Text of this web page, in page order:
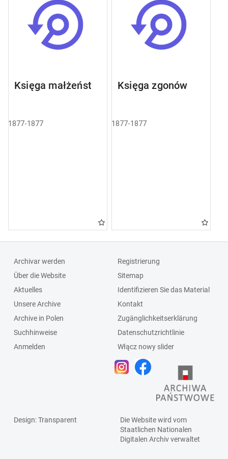
Księga małżeństw
1877-1877
Księga zgonów
1877-1877
Archivar werden
Über die Website
Aktuelles
Unsere Archive
Archive in Polen
Suchhinweise
Anmelden
Registrierung
Sitemap
Identifizieren Sie das Material
Kontakt
Zugänglichkeitserklärung
Datenschutzrichtlinie
Włącz nowy slider
Design: Transparent
Die Website wird vom
Staatlichen Nationalen
Digitalen Archivverwaltet